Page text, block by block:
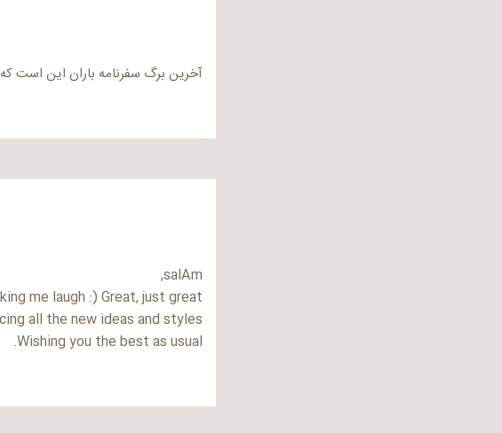
آخرین برگ سفرنامه باران این است
salAm,
me laugh :) Great, just great.
all the new ideas and styles.
Wishing you the best as usual.